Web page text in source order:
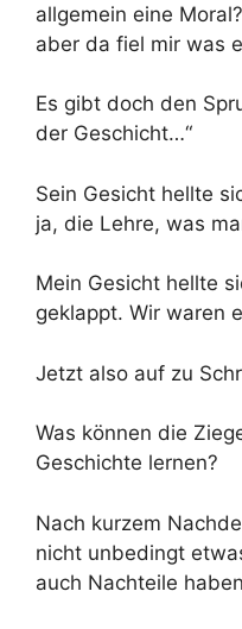
allgemein eine
aber da fiel mir was
Es gibt doch den
der Geschicht…“
Sein Gesicht hellte
ja, die Lehre, was
Mein Gesicht hellte
geklappt. Wir waren
Jetzt also auf zu
Was können die
Geschichte lernen?
Nach kurzem
nicht unbedingt
auch Nachteile